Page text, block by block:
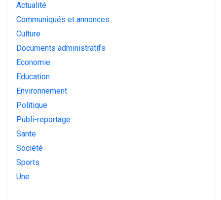
Actualité
Communiqués et annonces
Culture
Documents administratifs
Economie
Education
Environnement
Politique
Publi-reportage
Sante
Société
Sports
Une